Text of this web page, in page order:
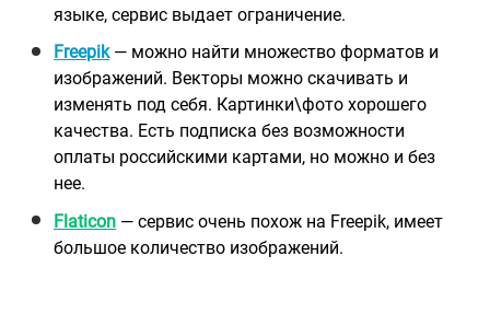
языке, сервис выдает ограничение.
Freepik — можно найти множество форматов и
изображений. Векторы можно скачивать и
изменять под себя. Картинки\фото хорошего
качества. Есть подписка без возможности
оплаты российскими картами, но можно и без
нее.
Flaticon — сервис очень похож на Freepik, имеет
большое количество изображений.